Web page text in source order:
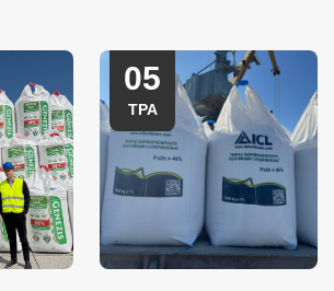
05
ТРА